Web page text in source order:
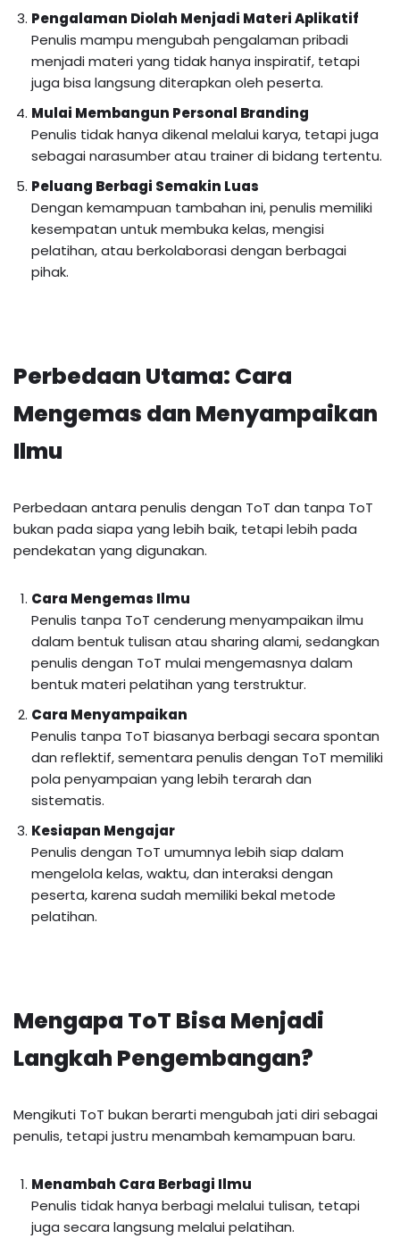
Pengalaman Diolah Menjadi Materi Aplikatif
Penulis mampu mengubah pengalaman pribadi
menjadi materi yang tidak hanya inspiratif, tetapi
juga bisa langsung diterapkan oleh peserta.
Mulai Membangun Personal Branding
Penulis tidak hanya dikenal melalui karya, tetapi juga
sebagai narasumber atau trainer di bidang tertentu.
Peluang Berbagi Semakin Luas
Dengan kemampuan tambahan ini, penulis memiliki
kesempatan untuk membuka kelas, mengisi
pelatihan, atau berkolaborasi dengan berbagai
pihak.
Perbedaan Utama: Cara
Mengemas dan Menyampaikan
Ilmu
Perbedaan antara penulis dengan ToT dan tanpa ToT
bukan pada siapa yang lebih baik, tetapi lebih pada
pendekatan yang digunakan.
Cara Mengemas Ilmu
Penulis tanpa ToT cenderung menyampaikan ilmu
dalam bentuk tulisan atau sharing alami, sedangkan
penulis dengan ToT mulai mengemasnya dalam
bentuk materi pelatihan yang terstruktur.
Cara Menyampaikan
Penulis tanpa ToT biasanya berbagi secara spontan
dan reflektif, sementara penulis dengan ToT memiliki
pola penyampaian yang lebih terarah dan
sistematis.
Kesiapan Mengajar
Penulis dengan ToT umumnya lebih siap dalam
mengelola kelas, waktu, dan interaksi dengan
peserta, karena sudah memiliki bekal metode
pelatihan.
Mengapa ToT Bisa Menjadi
Langkah Pengembangan?
Mengikuti ToT bukan berarti mengubah jati diri sebagai
penulis, tetapi justru menambah kemampuan baru.
Menambah Cara Berbagi Ilmu
Penulis tidak hanya berbagi melalui tulisan, tetapi
juga secara langsung melalui pelatihan.